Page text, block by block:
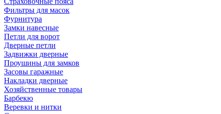
Фильтры для масок
Фурнитура
Замки навесные
Петли для ворот
Дверные петли
Задвижки дверные
Проушины для замков
Засовы гаражные
Накладки дверные
Хозяйственные товары
Барбекю
Веревки и нитки